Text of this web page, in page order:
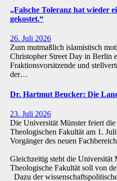
„Falsche Toleranz hat wieder
gekostet.“
26. Juli 2026
Zum mutmaßlich islamistisch
Christopher Street Day in Berlin
Fraktionsvorsitzende und
der…
Dr. Hartmut Beucker: Die
23. Juli 2026
Die Universität Münster feiert
Theologischen Fakultät am 1.
Vorgänger des neuen
Gleichzeitig steht die Universität
Theologische Fakultät soll von
Dazu der